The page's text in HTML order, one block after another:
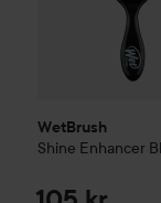
WetBrush
Shine Enhancer